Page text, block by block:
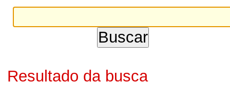
Resultado da busca